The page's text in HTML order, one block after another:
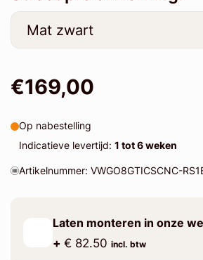
€169,00
Op nabestelling
Indicatieve levertijd: 1 tot 6 weken
Artikelnummer: VWGO8GTICSCNC-
Laten monteren in onze
+ € 82.50 incl. btw